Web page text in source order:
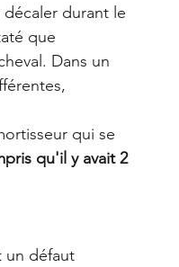
durant le
que
Dans un
qui se
qu'il y avait 2
un défaut